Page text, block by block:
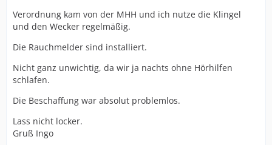
Verordnung kam von der MHH und ich nutze die Klingel
und den Wecker regelmäßig.
Die Rauchmelder sind installiert.
Nicht ganz unwichtig, da wir ja nachts ohne Hörhilfen
schlafen.
Die Beschaffung war absolut problemlos.
Lass nicht locker.
Gruß Ingo